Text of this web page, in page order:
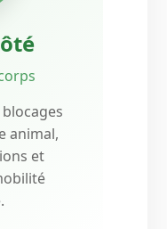
animal,
et